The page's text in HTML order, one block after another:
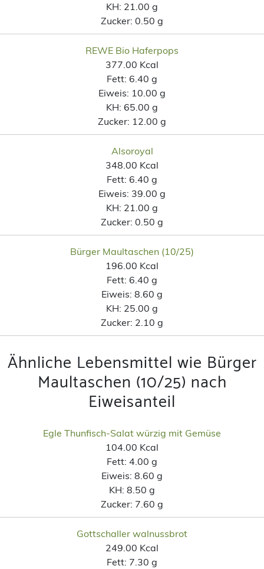
KH: 21.00 g
Zucker: 0.50 g
REWE Bio Haferpops
377.00 Kcal
Fett: 6.40 g
Eiweis: 10.00 g
KH: 65.00 g
Zucker: 12.00 g
Alsoroyal
348.00 Kcal
Fett: 6.40 g
Eiweis: 39.00 g
KH: 21.00 g
Zucker: 0.50 g
Bürger Maultaschen (10/25)
196.00 Kcal
Fett: 6.40 g
Eiweis: 8.60 g
KH: 25.00 g
Zucker: 2.10 g
Ähnliche Lebensmittel wie Bürger
Maultaschen (10/25) nach
Eiweisanteil
Egle Thunfisch-Salat würzig mit Gemüse
104.00 Kcal
Fett: 4.00 g
Eiweis: 8.60 g
KH: 8.50 g
Zucker: 7.60 g
Gottschaller walnussbrot
249.00 Kcal
Fett: 7.30 g